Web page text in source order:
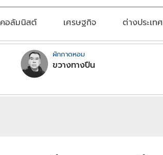
คอลัมนิสต์ เศรษฐกิจ ต่างประเทศ
ผักกาดหอม
ขวางทางปืน